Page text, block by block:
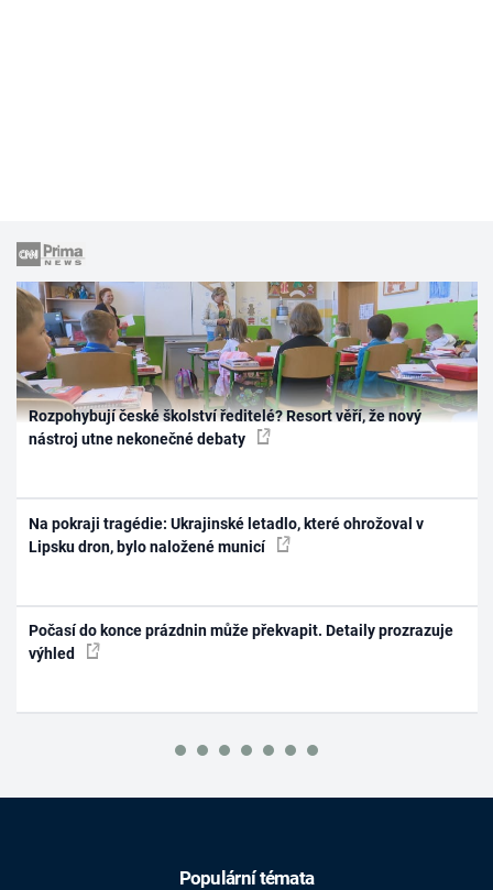
Rozpohybují české školství ředitelé? Resort věří, že nový
nástroj utne nekonečné debaty
Na pokraji tragédie: Ukrajinské letadlo, které ohrožoval v
Lipsku dron, bylo naložené municí
Počasí do konce prázdnin může překvapit. Detaily prozrazuje
výhled
Populární témata